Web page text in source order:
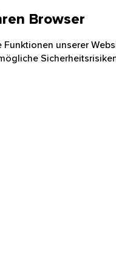
Browser
unserer